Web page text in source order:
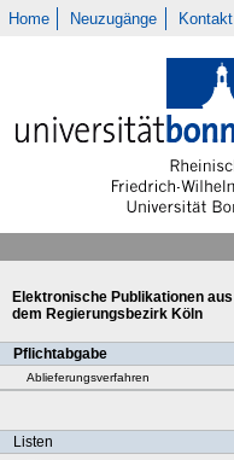
Home Neuzugänge Kontakt
Elektronische Publikationen aus
dem Regierungsbezirk Köln
Pflichtabgabe
Ablieferungsverfahren
Listen